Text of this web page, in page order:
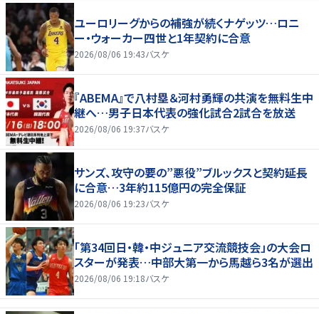
ユーロリーグからの補強が続くナゲッツ…ロニ
ー・ウォーカー四世と1年契約に合意
2026/08/06 19:43バスケ
『ABEMA』で八村塁＆河村勇輝の共演を無料生中
継へ…男子日本代表の強化試合2試合を放送
2026/08/06 19:37バスケ
サンズ、攻守の要の”悪役”ブルックスと契約延長
に合意…3年約115億円の完全保証
2026/08/06 19:23バスケ
「第34回日・韓・中ジュニア交流競技会」の大会ロ
スターが発表…中部大第一から馬越ら3名が選出
2026/08/06 19:18バスケ